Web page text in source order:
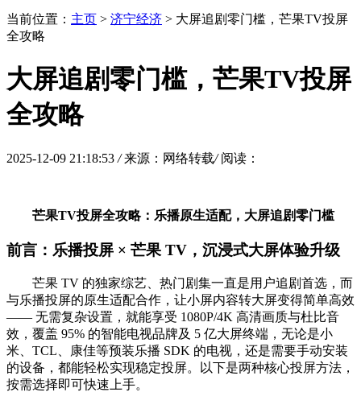
当前位置： 主页 > 济宁经济 > 大屏追剧零门槛，芒果TV投屏
全攻略
大屏追剧零门槛，芒果TV投屏
全攻略
2025-12-09 21:18:53 / 来源：网络转载/ 阅读：
芒果TV投屏全攻略：乐播原生适配，大屏追剧零门槛
前言：乐播投屏 × 芒果 TV，沉浸式大屏体验升级
芒果 TV 的独家综艺、热门剧集一直是用户追剧首选，而
与乐播投屏的原生适配合作，让小屏内容转大屏变得简单高效
—— 无需复杂设置，就能享受 1080P/4K 高清画质与杜比音
效，覆盖 95% 的智能电视品牌及 5 亿大屏终端，无论是小
米、TCL、康佳等预装乐播 SDK 的电视，还是需要手动安装
的设备，都能轻松实现稳定投屏。以下是两种核心投屏方法，
按需选择即可快速上手。